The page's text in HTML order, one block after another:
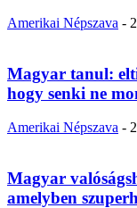
Amerikai Népszava -
Magyar tanul:
hogy senki ne
Amerikai Népszava -
Magyar
amelyben